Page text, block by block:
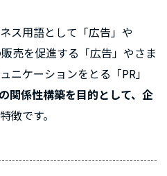
ス用語として「広告」や
販売を促進する「広告」やさま
ニケーションをとる「PR」
関係性構築を目的として、企
徴です。